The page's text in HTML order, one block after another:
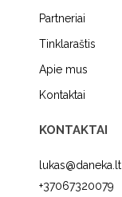
Partneriai
Tinklaraštis
Apie mus
Kontaktai
KONTAKTAI
lukas@daneka.lt
+37067320079